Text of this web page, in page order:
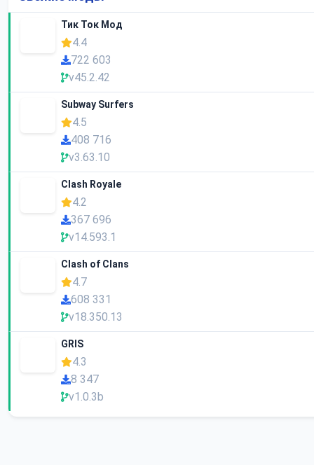
Тик Ток Мод
4.4
722 603
v45.2.42
Subway Surfers
4.5
408 716
v3.63.10
Clash Royale
4.2
367 696
v14.593.1
Clash of Clans
4.7
608 331
v18.350.13
GRIS
4.3
8 347
v1.0.3b